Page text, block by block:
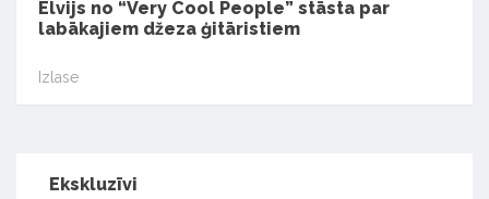
Elvijs no “Very Cool People” stāsta par
labākajiem džeza ģitāristiem
Izlase
Ekskluzīvi